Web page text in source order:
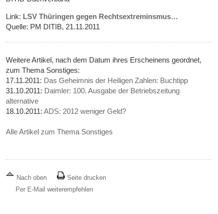
Link: LSV Thüringen gegen Rechtsextreminsmus…
Quelle: PM DITIB, 21.11.2011
Weitere Artikel, nach dem Datum ihres Erscheinens geordnet,
zum Thema Sonstiges:
17.11.2011: Das Geheimnis der Heiligen Zahlen: Buchtipp
31.10.2011: Daimler: 100. Ausgabe der Betriebszeitung
alternative
18.10.2011:ADS: 2012 weniger Geld?
Alle Artikel zum Thema Sonstiges
Nach oben
Seite drucken
Per E-Mail weiterempfehlen